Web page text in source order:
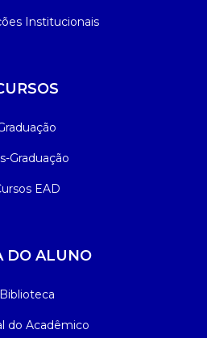
Institucionais
Graduação
EAD
DO ALUNO
Biblioteca
do Acadêmico